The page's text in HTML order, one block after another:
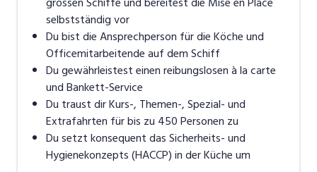
Halbtax-Abo, vergünstigten Konsumationen in allen
Betrieben der Tavolago sowie Gratiseintritte für
diverse Sport- und Kulturanlässe.
selbstständig vor
Du bist die Ansprechperson für die Köche und
Officemitarbeitende auf dem Schiff
Du gewährleistest einen reibungslosen à la carte
und Bankett-Service
Du traust dir Kurs-, Themen-, Spezial- und
Extrafahrten für bis zu 450 Personen zu
Du setzt konsequent das Sicherheits- und
Hygienekonzepts (HACCP) in der Küche um